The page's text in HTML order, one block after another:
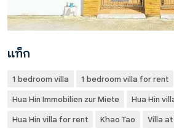
แท็ก
1 bedroom villa
1 bedroom villa for rent
Hua Hin Immobilien zur Miete
Hua Hin
Hua Hin villa for rent
Khao Tao Villa at